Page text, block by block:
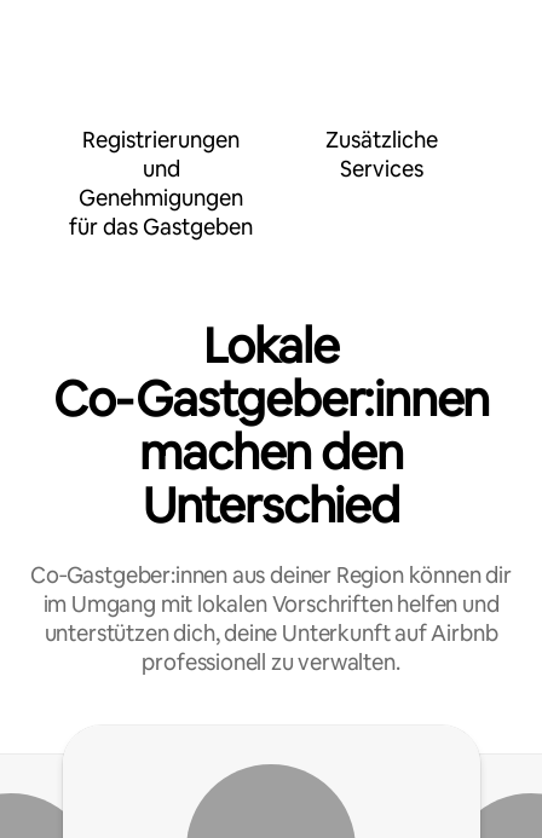
Registrierungen
und
Genehmigungen
für das Gastgeben
Zusätzliche
Services
Lokale
Co‑Gastgeber:innen
machen den
Unterschied
Co‑Gastgeber:innen aus deiner Region können dir
im Umgang mit lokalen Vorschriften helfen und
unterstützen dich, deine Unterkunft auf Airbnb
professionell zu verwalten.